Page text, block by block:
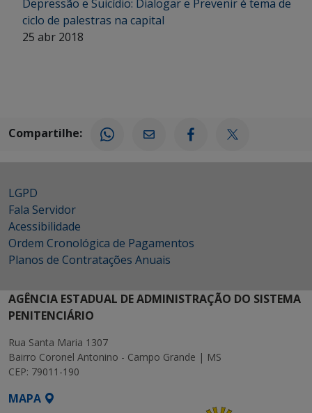
Depressão e Suicídio: Dialogar e Prevenir é tema de
ciclo de palestras na capital
25 abr 2018
Compartilhe:
LGPD
Fala Servidor
Acessibilidade
Ordem Cronológica de Pagamentos
Planos de Contratações Anuais
AGÊNCIA ESTADUAL DE ADMINISTRAÇÃO DO SISTEMA
PENITENCIÁRIO
Rua Santa Maria 1307
Bairro Coronel Antonino - Campo Grande | MS
CEP: 79011-190
MAPA